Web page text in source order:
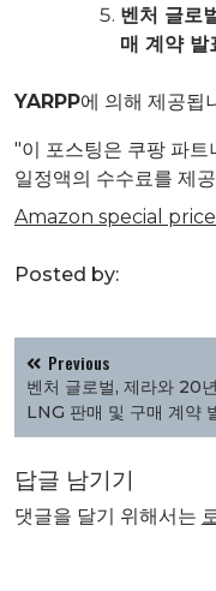
벤처 글로
매 계약 발
YARPP에 의해 제공됩
"이 포스팅은 쿠팡 파트
일정액의 수수료를 제
Amazon special
Posted by:
글
탐
색
Previous
벤처 글로벌, 제라와 20년
LNG 판매 및 구매 계약
답글 남기기
댓글을 달기 위해서는